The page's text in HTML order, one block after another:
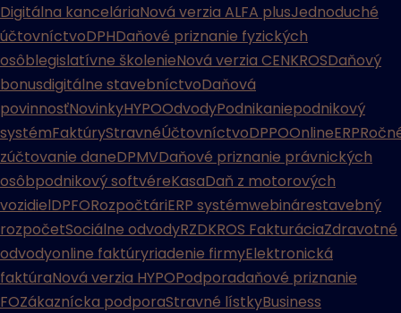
Digitálna kanceláriaNová verzia ALFA plusJednoduché
účtovníctvoDPHDaňové priznanie fyzických
osôblegislatívne školenieNová verzia CENKROSDaňový
bonusdigitálne stavebníctvoDaňová
povinnosťNovinkyHYPOOdvodyPodnikaniepodnikový
systémFaktúryStravnéÚčtovníctvoDPPOOnlineERP
zúčtovanie daneDPMVDaňové priznanie právnických
osôbpodnikový softvéreKasaDaň z motorových
vozidielDPFORozpočtáriERP systémwebinárestavebný
rozpočetSociálne odvodyRZDKROS FakturáciaZdravotné
odvodyonline faktúryriadenie firmyElektronická
faktúraNová verzia HYPOPodporadaňové priznanie
FOZákaznícka podporaStravné lístkyBusiness